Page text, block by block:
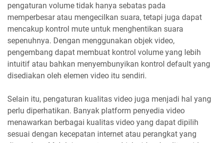
pengaturan volume tidak hanya sebatas pada
memperbesar atau mengecilkan suara, tetapi juga dapat
mencakup kontrol mute untuk menghentikan suara
sepenuhnya. Dengan menggunakan objek video,
pengembang dapat membuat kontrol volume yang lebih
intuitif atau bahkan menyembunyikan kontrol default yang
disediakan oleh elemen video itu sendiri.
Selain itu, pengaturan kualitas video juga menjadi hal yang
perlu diperhatikan. Banyak platform penyedia video
menawarkan berbagai kualitas video yang dapat dipilih
sesuai dengan kecepatan internet atau perangkat yang